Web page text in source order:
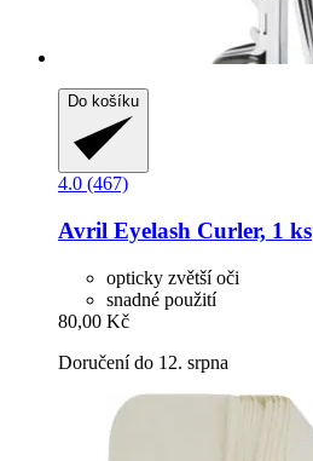
Do košíku
4.0 (467)
Avril Eyelash Curler, 1 ks
opticky zvětší oči
snadné použití
80,00 Kč
Doručení do 12. srpna